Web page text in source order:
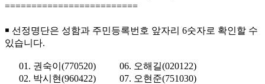
=========================
￭ 선정명단은 성함과 주민등록번호 앞자리 6숫자로 확인할 수
있습니다.
01. 권숙이(770520) 06. 오해길(020122)
02. 박시현(960422) 07. 오현준(751030)